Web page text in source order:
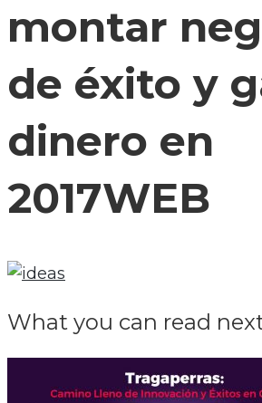
montar
de éxito y
dinero en
2017WEB
What you can read